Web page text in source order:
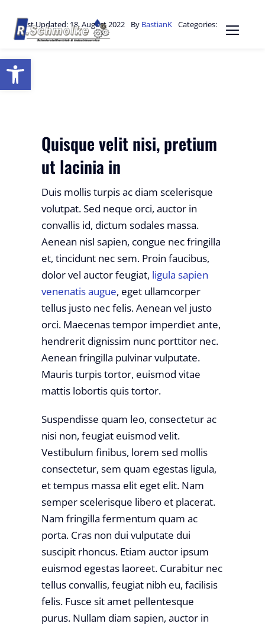
Open toolbar
Inhalt
springen
Last Updated: 18. August 2022 By BastianK Categories: Finance
Quisque velit nisi, pretium
ut lacinia in
Duis mollis turpis ac diam scelerisque
volutpat. Sed neque orci, auctor in
convallis id, dictum sodales massa.
Aenean nisl sapien, congue nec fringilla
et, tincidunt nec sem. Proin faucibus,
dolor vel auctor feugiat, ligula sapien
venenatis augue, eget ullamcorper
tellus justo nec felis. Aenean vel justo
orci. Maecenas tempor imperdiet ante,
hendrerit dignissim nunc porttitor nec.
Aenean fringilla pulvinar vulputate.
Mauris turpis tortor, euismod vitae
mattis lobortis quis tortor.
Suspendisse quam leo, consectetur ac
nisi non, feugiat euismod velit.
Vestibulum finibus, lorem sed mollis
consectetur, sem quam egestas ligula,
et tempus massa elit eget elit. Nam
semper scelerisque libero et placerat.
Nam fringilla fermentum quam ac
porta. Cras non dui vulputate dui
suscipit rhoncus. Etiam auctor ipsum
euismod egestas laoreet. Curabitur nec
tellus convallis, feugiat nibh eu, facilisis
felis. Fusce sit amet pellentesque
purus. Nullam diam sapien, auctor in